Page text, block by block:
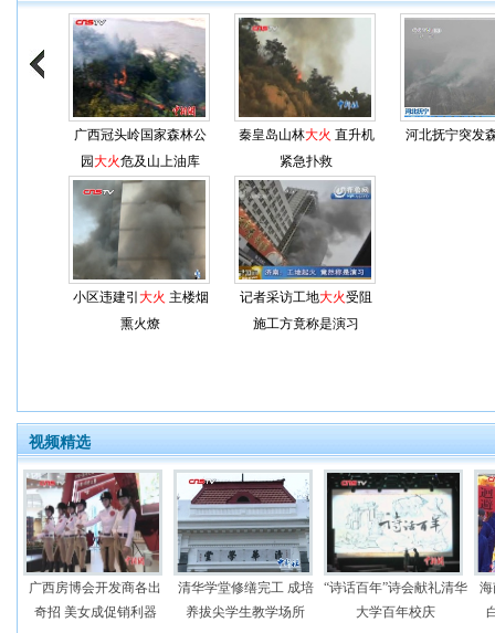
广西冠头岭国家森林公
园大火危及山上油库
秦皇岛山林大火 直升机
紧急扑救
河北抚宁突发
小区违建引 大火 主楼烟
熏火燎
记者采访工地大火受阻
施工方竟称是演习
视频精选
广西房博会开发商各出
奇招 美女成促销利器
清华学堂修缮完工 成培
养拔尖学生教学场所
“诗话百年”诗会献礼清华
大学百年校庆